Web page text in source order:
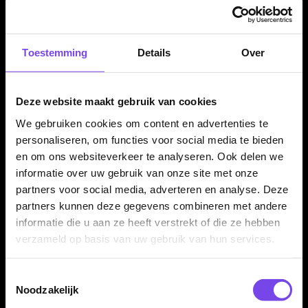
Toestemming Details Over
Deze website maakt gebruik van cookies
We gebruiken cookies om content en advertenties te
personaliseren, om functies voor social media te bieden
en om ons websiteverkeer te analyseren. Ook delen we
informatie over uw gebruik van onze site met onze
partners voor social media, adverteren en analyse. Deze
partners kunnen deze gegevens combineren met andere
informatie die u aan ze heeft verstrekt of die ze hebben
verzameld op basis van uw gebruik van hun services.
Noodzakelijk
Zilveren barrel met strakke Loxley-afwerking
✓ 50,80 mm barrel length bij alle gewichten
✓ Medium grip voor controle en een stabiele release
✓ 32 mm punten, waarvan circa 26 mm zichtbaar
✓ Compleet geleverd met Loxley shafts en 100 micron
flights
Dartpijl Materiaal:90% Tungsten
Dartpijl Gewicht:22-23-24 Gram
Dartpijl Kleur:
Grip type:Medium grip / ringed grip